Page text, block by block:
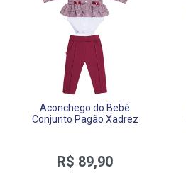
Aconchego do Bebê
Conjunto Pagão Xadrez
R$ 89,90